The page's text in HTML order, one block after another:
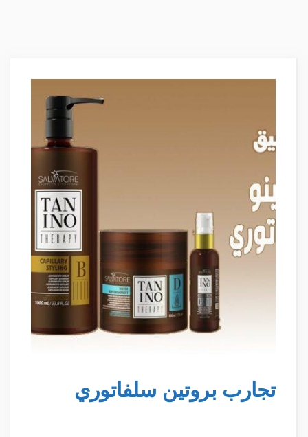
تجارب بروتين سلفاتوري